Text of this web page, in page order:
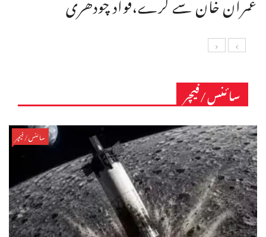
سائنس/فیچر
سائنس/فیچر